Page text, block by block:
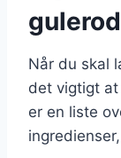
Når du skal
det vigtigt
er en liste